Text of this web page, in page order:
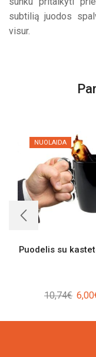
subtilią juodos
visur.
NUOLAIDA
Puodelis su
10,74€
was:
6,00